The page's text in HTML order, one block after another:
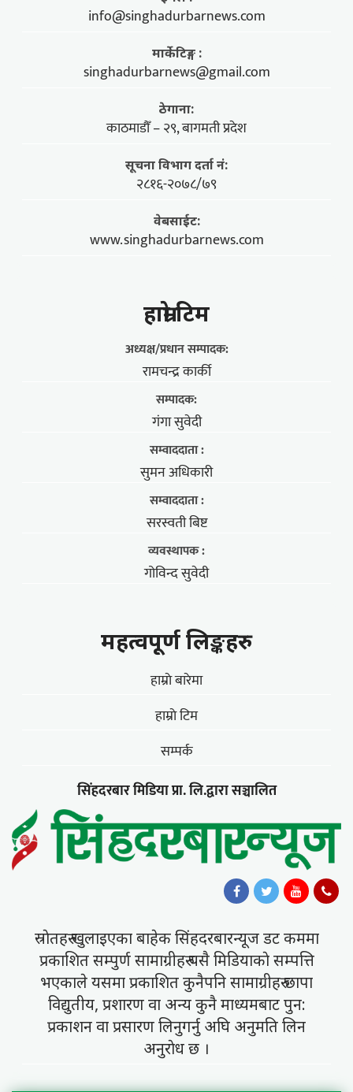
info@singhadurbarnews.com
मार्केटिङ्ग :
singhadurbarnews@gmail.com
ठेगाना:
काठमाडौँ – २९, बागमती प्रदेश
सूचना विभाग दर्ता नं:
२८१६-२०७८/७९
वेबसाईट:
www.singhadurbarnews.com
हाम्राे टिम
अध्यक्ष/प्रधान सम्पादक:
रामचन्द्र कार्की
सम्पादक:
गंगा सुवेदी
सम्वाददाता :
सुमन अधिकारी
सम्वाददाता :
सरस्वती बिष्ट
व्यवस्थापक :
गोविन्द सुवेदी
महत्वपूर्ण लिङ्कहरु
हाम्राे बारेमा
हाम्राे टिम
सम्पर्क
सिंहदरबार मिडिया प्रा. लि.द्वारा सञ्चालित
स्राेतहरु खुलाइएका बाहेक सिंहदरबारन्यूज डट कममा
प्रकाशित सम्पुर्ण सामाग्रीहरु यसै मिडियाकाे सम्पत्ति
भएकाले यसमा प्रकाशित कुनैपनि सामाग्रीहरु छापा
विद्युतीय, प्रशारण वा अन्य कुनै माध्यमबाट पुन:
प्रकाशन वा प्रसारण लिनुगर्नु अघि अनुमति लिन
अनुराेध छ ।